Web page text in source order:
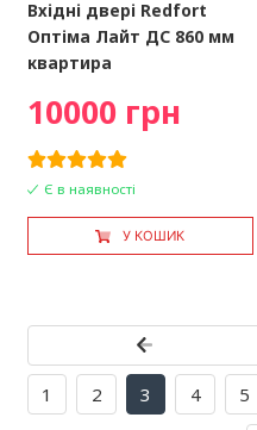
Вхідні двері Redfort
Оптіма Лайт ДС 860 мм
квартира
10000 грн
Є в наявності
У КОШИК
1 2 3 4 5